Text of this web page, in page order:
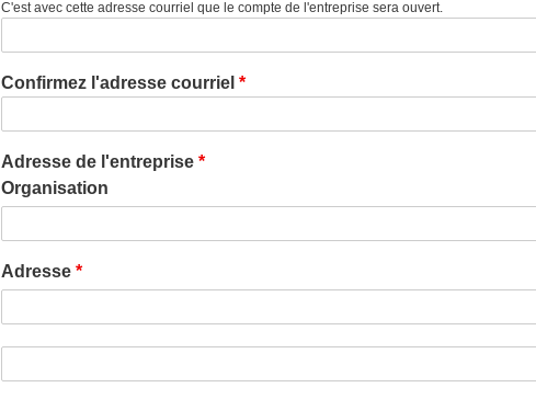
C'est avec cette adresse courriel que le compte de l'entreprise sera ouvert.
Confirmez l'adresse courriel
Adresse de l'entreprise
Organisation
Adresse
Adresse ligne 2